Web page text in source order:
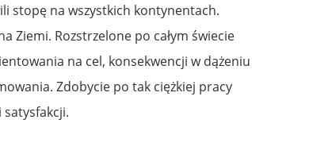
stopę na wszystkich kontynentach.
Ziemi. Rozstrzelone po całym świecie
na cel, konsekwencji w dążeniu
Zdobycie po tak ciężkiej pracy